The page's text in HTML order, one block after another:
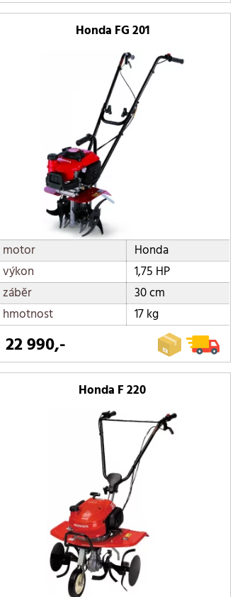
Honda FG 201
motor
Honda
výkon
1,75 HP
záběr
30 cm
hmotnost
17 kg
22 990,-
Honda F 220